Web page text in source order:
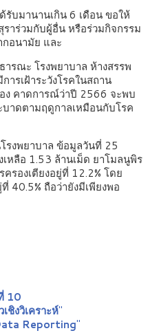
บมานานเกิน 6 เดือน ขอให้
าร่วมกับผู้อื่น หรือร่วมกิจกรรม
อนามัย และ
รณะ โรงพยาบาล ห้างสรรพ
รเฝ้าระวังโรคในสถาน
ง คาดการณ์ว่าปี 2566 จะพบ
าดตามฤดูกาลเหมือนกับโรค
รงพยาบาล ข้อมูลวันที่ 25
หลือ 1.53 ล้านเม็ด ยาโมลนูพิร
รองเตียงอยู่ที่ 12.2% โดย
40.5% ถือว่ายังมีเพียงพอ
10
ชิงวิเคราะห์"
Reporting"